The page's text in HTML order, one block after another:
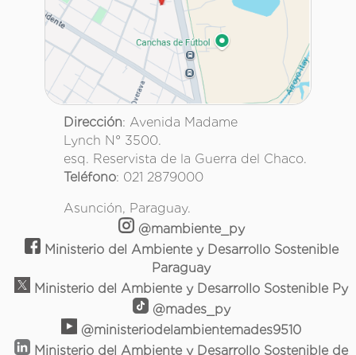
Dirección: Avenida Madame
Lynch N° 3500.
esq. Reservista de la Guerra del Chaco.
Teléfono: 021 2879000
Asunción, Paraguay.
@mambiente_py
Ministerio del Ambiente y Desarrollo Sostenible
Paraguay
Ministerio del Ambiente y Desarrollo Sostenible Py
@mades_py
@ministeriodelambientemades9510
Ministerio del Ambiente y Desarrollo Sostenible de